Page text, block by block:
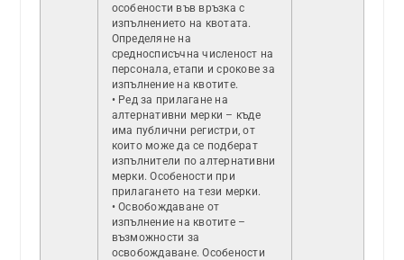
особености във връзка с
изпълнението на квотата.
Определяне на
средносписъчна численост на
персонала, етапи и срокове за
изпълнение на квотите.
• Ред за прилагане на
алтернативни мерки – къде
има публични регистри, от
които може да се подберат
изпълнители по алтернативни
мерки. Особености при
прилагането на тези мерки.
• Освобождаване от
изпълнение на квотите –
възможности за
освобождаване. Особености